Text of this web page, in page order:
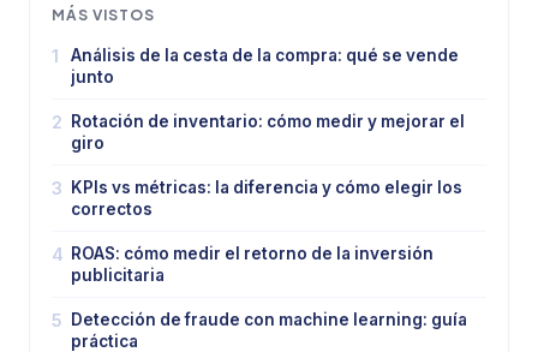
MÁS VISTOS
1
Análisis de la cesta de la compra: qué se vende
junto
2
Rotación de inventario: cómo medir y mejorar el
giro
3
KPIs vs métricas: la diferencia y cómo elegir los
correctos
4 ROAS: cómo medir el retorno de la inversión
publicitaria
5
Detección de fraude con machine learning: guía
práctica